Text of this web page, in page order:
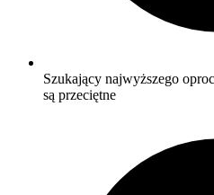
Szukający najwyższego
są przeciętne